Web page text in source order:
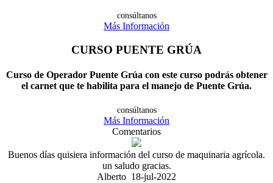
consúltanos
Más Información
CURSO PUENTE GRÚA
Curso de Operador Puente Grúa con este curso podrás obtener
el carnet que te habilita para el manejo de Puente Grúa.
consúltanos
Más Información
Comentarios
Buenos días quisiera información del curso de maquinaria agrícola.
un saludo gracias.
Alberto 18-jul-2022